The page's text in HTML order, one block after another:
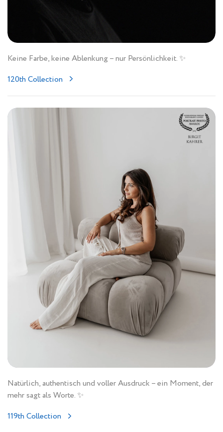
Keine Farbe, keine Ablenkung – nur Persönlichkeit. ✨
120th Collection
Natürlich, authentisch und voller Ausdruck – ein Moment, der
mehr sagt als Worte. ✨
119th Collection